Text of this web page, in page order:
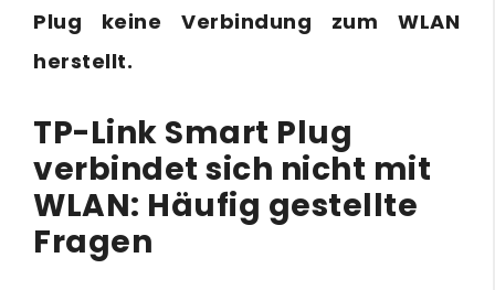
Plug keine Verbindung zum WLAN
herstellt.
TP-Link Smart Plug
verbindet sich nicht mit
WLAN: Häufig gestellte
Fragen